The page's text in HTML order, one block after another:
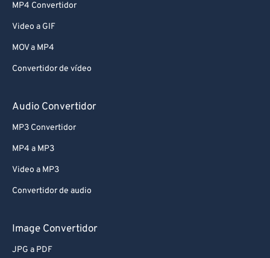
MP4 Convertidor
Video a GIF
MOV a MP4
Convertidor de vídeo
Audio Convertidor
MP3 Convertidor
MP4 a MP3
Video a MP3
Convertidor de audio
Image Convertidor
JPG a PDF